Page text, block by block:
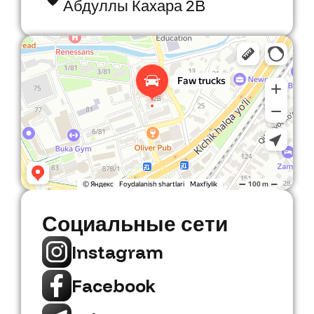
Абдуллы Кахара 2B
Faw Trucks
Автосалон в Ташкенте
Социальные сети
Instagram
Facebook